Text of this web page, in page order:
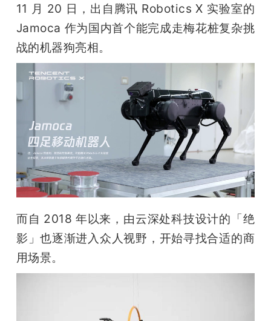
11 月 20 日，出自腾讯 Robotics X 实验室的
Jamoca 作为国内首个能完成走梅花桩复杂挑
战的机器狗亮相。
而自 2018 年以来，由云深处科技设计的「绝
影」也逐渐进入众人视野，开始寻找合适的商
用场景。